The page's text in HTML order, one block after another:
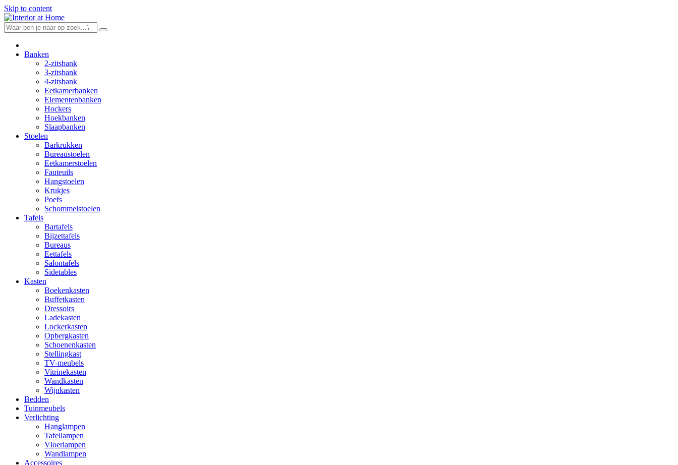
Skip to content
Banken
2-zitsbank
3-zitsbank
4-zitsbank
Eetkamerbanken
Elementenbanken
Hockers
Hoekbanken
Slaapbanken
Stoelen
Barkrukken
Bureaustoelen
Eetkamerstoelen
Fauteuils
Hangstoelen
Krukjes
Poefs
Schommelstoelen
Tafels
Bartafels
Bijzettafels
Bureaus
Eettafels
Salontafels
Sidetables
Kasten
Boekenkasten
Buffetkasten
Dressoirs
Ladekasten
Lockerkasten
Opbergkasten
Schoenenkasten
Stellingkast
TV-meubels
Vitrinekasten
Wandkasten
Wijnkasten
Bedden
Tuinmeubels
Verlichting
Hanglampen
Tafellampen
Vloerlampen
Wandlampen
Accessoires